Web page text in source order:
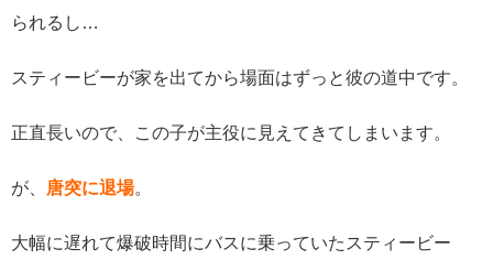
られるし…
スティービーが家を出てから場面はずっと彼の道中です。
正直長いので、この子が主役に見えてきてしまいます。
が、 唐突に退場。
大幅に遅れて爆破時間にバスに乗っていたスティービー